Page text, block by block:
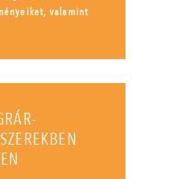
valamint